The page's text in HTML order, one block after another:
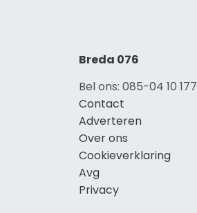
Breda 076
Bel ons: 085-04 10 177
Contact
Adverteren
Over ons
Cookieverklaring
Avg
Privacy